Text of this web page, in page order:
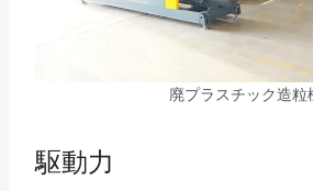
廃プラスチック造粒
駆動力